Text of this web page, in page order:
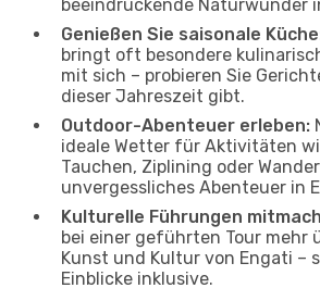
beeindruckende Naturwunder
Genießen Sie saisonale
bringt oft besondere
mit sich – probieren Sie
dieser Jahreszeit gibt.
Outdoor-Abenteuer erleben:
ideale Wetter für Aktivitäten
Tauchen, Ziplining oder
unvergessliches Abenteuer in
Kulturelle Führungen
bei einer geführten Tour mehr
Kunst und Kultur von Engati –
Einblicke inklusive.